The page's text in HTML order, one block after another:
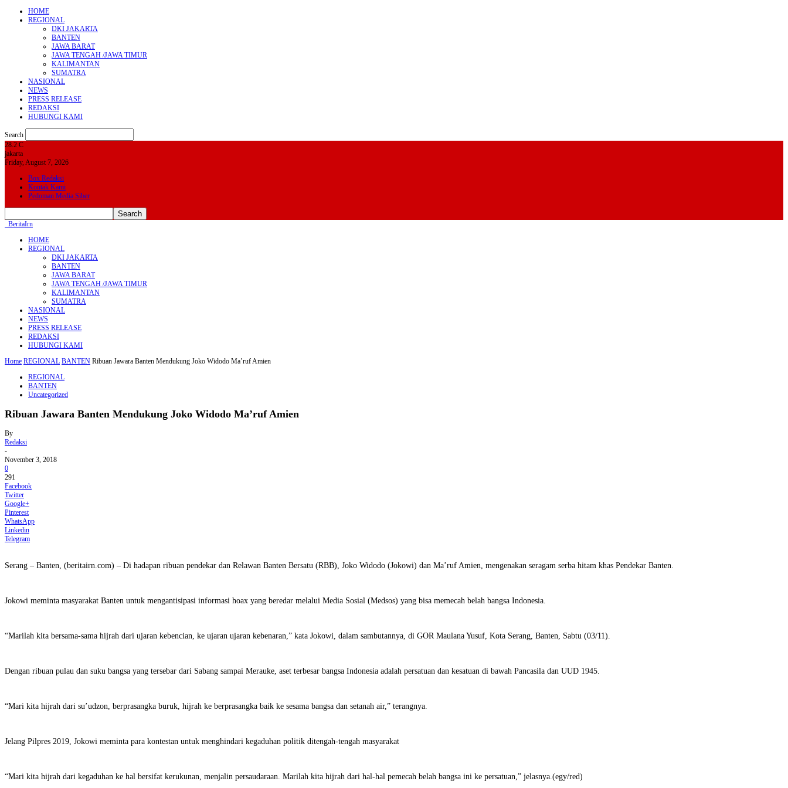
HOME
REGIONAL
DKI JAKARTA
BANTEN
JAWA BARAT
JAWA TENGAH /JAWA TIMUR
KALIMANTAN
SUMATRA
NASIONAL
NEWS
PRESS RELEASE
REDAKSI
HUBUNGI KAMI
Search
28.2 C
jakarta
Friday, August 7, 2026
Box Redaksi
Kontak Kami
Pedoman Media Siber
BeritaIrn
HOME
REGIONAL
DKI JAKARTA
BANTEN
JAWA BARAT
JAWA TENGAH /JAWA TIMUR
KALIMANTAN
SUMATRA
NASIONAL
NEWS
PRESS RELEASE
REDAKSI
HUBUNGI KAMI
Home REGIONAL BANTEN Ribuan Jawara Banten Mendukung Joko Widodo Ma’ruf Amien
REGIONAL
BANTEN
Uncategorized
Ribuan Jawara Banten Mendukung Joko Widodo Ma’ruf Amien
By
Redaksi
-
November 3, 2018
0
291
Facebook
Twitter
Google+
Pinterest
WhatsApp
Linkedin
Telegram
Serang – Banten, (beritairn.com) – Di hadapan ribuan pendekar dan Relawan Banten Bersatu (RBB), Joko Widodo (Jokowi) dan Ma’ruf Amien, mengenakan seragam serba hitam khas Pendekar Banten.
Jokowi meminta masyarakat Banten untuk mengantisipasi informasi hoax yang beredar melalui Media Sosial (Medsos) yang bisa memecah belah bangsa Indonesia.
“Marilah kita bersama-sama hijrah dari ujaran kebencian, ke ujaran ujaran kebenaran,” kata Jokowi, dalam sambutannya, di GOR Maulana Yusuf, Kota Serang, Banten, Sabtu (03/11).
Dengan ribuan pulau dan suku bangsa yang tersebar dari Sabang sampai Merauke, aset terbesar bangsa Indonesia adalah persatuan dan kesatuan di bawah Pancasila dan UUD 1945.
“Mari kita hijrah dari su’udzon, berprasangka buruk, hijrah ke berprasangka baik ke sesama bangsa dan setanah air,” terangnya.
Jelang Pilpres 2019, Jokowi meminta para kontestan untuk menghindari kegaduhan politik ditengah-tengah masyarakat
“Mari kita hijrah dari kegaduhan ke hal bersifat kerukunan, menjalin persaudaraan. Marilah kita hijrah dari hal-hal pemecah belah bangsa ini ke persatuan,” jelasnya.(egy/red)